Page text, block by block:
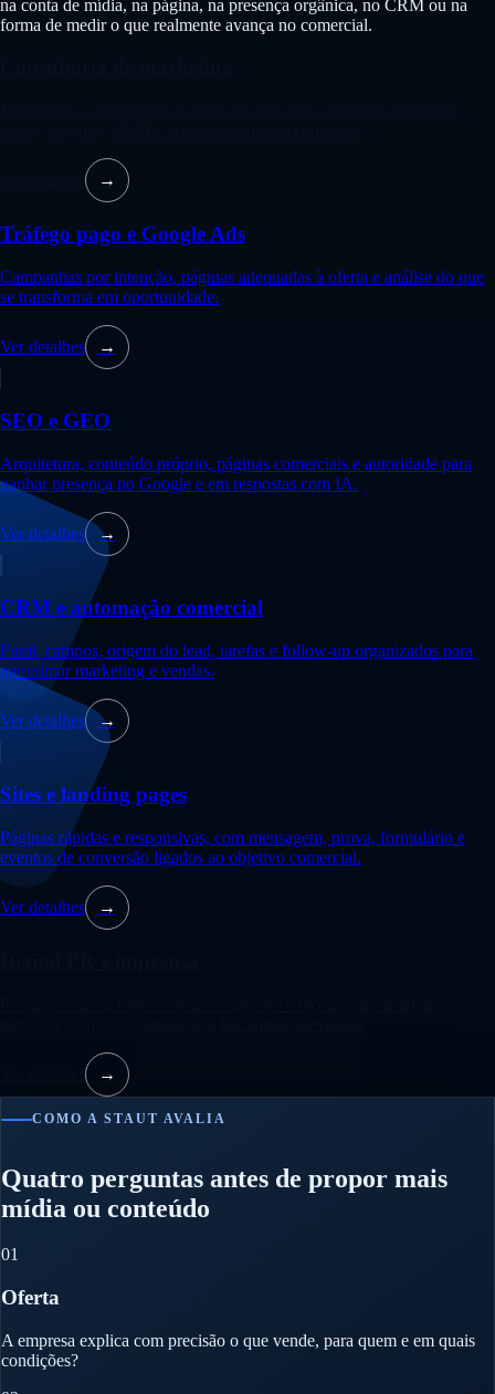
na conta de mídia, na página, na presença orgânica, no CRM ou na
forma de medir o que realmente avança no comercial.
→
Tráfego pago e Google Ads
Campanhas por intenção, páginas adequadas à oferta e análise do que
se transforma em oportunidade.
Ver detalhes →
SEO e GEO
Arquitetura, conteúdo próprio, páginas comerciais e autoridade para
ganhar presença no Google e em respostas com IA.
Ver detalhes →
CRM e automação comercial
Funil, campos, origem do lead, tarefas e follow-up organizados para
aproximar marketing e vendas.
Ver detalhes →
Sites e landing pages
Páginas rápidas e responsivas, com mensagem, prova, formulário e
eventos de conversão ligados ao objetivo comercial.
Ver detalhes →
→
COMO A STAUT AVALIA
Quatro perguntas antes de propor mais
mídia ou conteúdo
01
Oferta
A empresa explica com precisão o que vende, para quem e em quais
condições?